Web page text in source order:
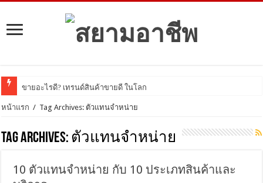
ขายอะไรดี? เทรนด์สินค้าขายดี ในโลกออนไลน์ ป
หน้าแรก / Tag Archives: ตัวแทนจำหน่าย
Tag Archives: ตัวแทนจำหน่าย
10 ตัวแทนจำหน่าย กับ 10 ประเภทสินค้าและ